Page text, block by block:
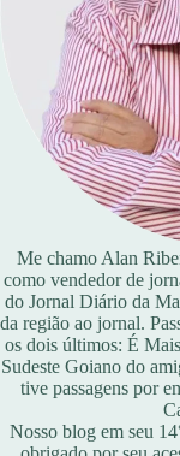
Me chamo Alan
como vendedor de
do Jornal Diário da
da região ao jornal.
os dois últimos: É
Sudeste Goiano do
tive passagens por
Nosso blog em seu